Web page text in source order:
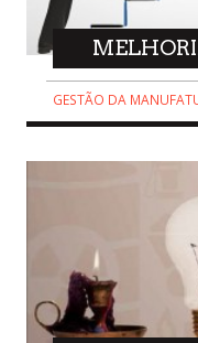
GESTÃO DA